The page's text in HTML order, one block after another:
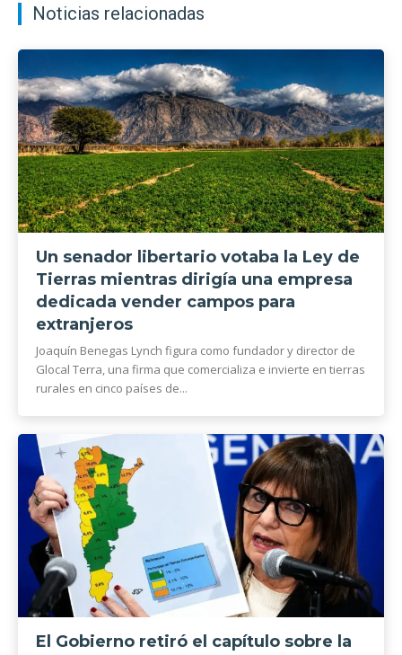
Noticias relacionadas
Un senador libertario votaba la Ley de
Tierras mientras dirigía una empresa
dedicada vender campos para
extranjeros
Joaquín Benegas Lynch figura como fundador y director de
Glocal Terra, una firma que comercializa e invierte en tierras
rurales en cinco países de...
El Gobierno retiró el capítulo sobre la